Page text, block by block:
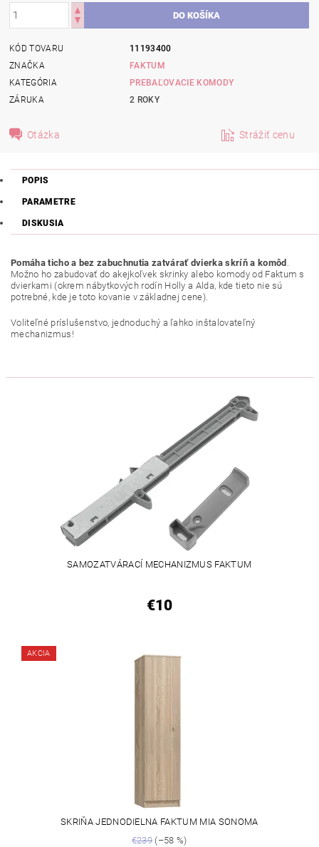
KÓD TOVARU
11193400
ZNAČKA
FAKTUM
KATEGÓRIA
PREBAĽOVACIE KOMODY
ZÁRUKA
2 ROKY
Otázka Strážiť cenu
POPIS
PARAMETRE
DISKUSIA
Pomáha ticho a bez zabuchnutia zatvárať dvierka skríň a komôd .
Možno ho zabudovať do akejkoľvek skrinky alebo komody od Faktum s
dvierkami (okrem nábytkových rodín Holly a Alda, kde tieto nie sú
potrebné, kde je toto kovanie v základnej cene).
Voliteľné príslušenstvo, jednoduchý a ľahko inštalovateľný
mechanizmus!
SAMOZATVÁRACÍ MECHANIZMUS FAKTUM
€10
AKCIA
SKRIŇA JEDNODIELNA FAKTUM MIA SONOMA
€239 (–58 %)